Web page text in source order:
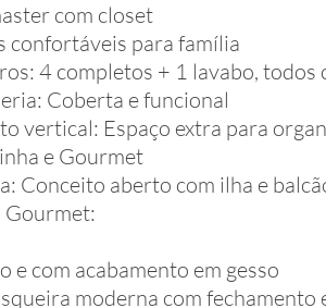
com closet
confortáveis para família
4 completos + 1 lavabo, todos
Coberta e funcional
vertical: Espaço extra para
e Gourmet
Conceito aberto com ilha e
Gourmet:
e com acabamento em gesso
moderna com fechamento